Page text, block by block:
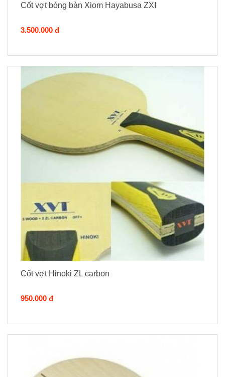
Cốt vợt bóng bàn Xiom Hayabusa ZXI
3.500.000 đ
Cốt vợt Hinoki ZL carbon
950.000 đ